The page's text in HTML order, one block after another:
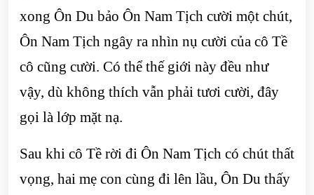
xong Ôn Du bảo Ôn Nam Tịch cười một chút,
Ôn Nam Tịch ngây ra nhìn nụ cười của cô Tề
cô cũng cười. Có thể thế giới này đều như
vậy, dù không thích vẫn phải tươi cười, đây
gọi là lớp mặt nạ.
Sau khi cô Tề rời đi Ôn Nam Tịch có chút thất
vọng, hai mẹ con cùng đi lên lầu, Ôn Du thấy